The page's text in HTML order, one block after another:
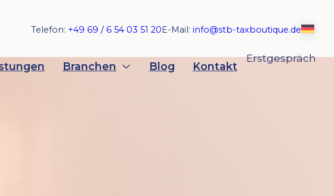
Telefon: +49 69 / 6 54 03 51 20E-Mail: info@stb-taxboutique.de
Branchen Blog Kontakt
Erstgespräch